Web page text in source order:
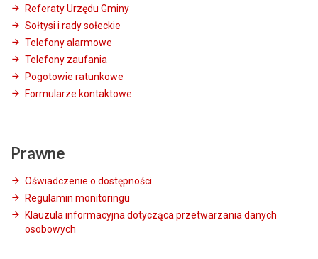
Referaty Urzędu Gminy
Sołtysi i rady sołeckie
Telefony alarmowe
Telefony zaufania
Pogotowie ratunkowe
Formularze kontaktowe
Prawne
Oświadczenie o dostępności
Regulamin monitoringu
Klauzula informacyjna dotycząca przetwarzania danych
osobowych